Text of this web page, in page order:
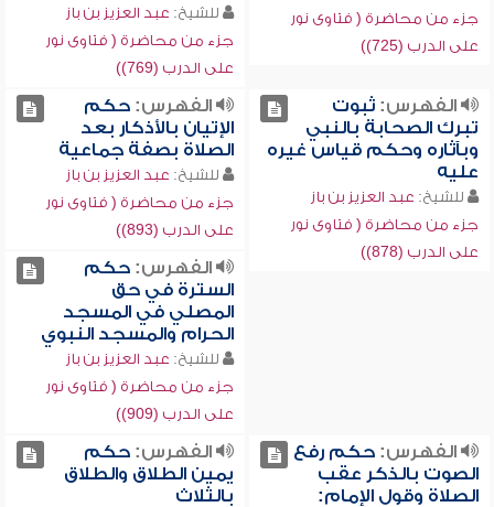
جزء من محاضرة ( فتاوى نور
على الدرب (725))
للشيخ: عبد العزيز بن باز
جزء من محاضرة ( فتاوى نور
على الدرب (769))
الفهرس:ثبوت
تبرك الصحابة بالنبي
وبآثاره وحكم قياس غيره
عليه
للشيخ: عبد العزيز بن باز
جزء من محاضرة ( فتاوى نور
على الدرب (878))
الفهرس:حكم
الإتيان بالأذكار بعد
الصلاة بصفة جماعية
للشيخ: عبد العزيز بن باز
جزء من محاضرة ( فتاوى نور
على الدرب (893))
الفهرس:حكم
السترة في حق
المصلي في المسجد
الحرام والمسجد النبوي
للشيخ: عبد العزيز بن باز
جزء من محاضرة ( فتاوى نور
على الدرب (909))
الفهرس:حكم رفع
الصوت بالذكر عقب
الصلاة وقول الإمام:
الفهرس:حكم
يمين الطلاق والطلاق
بالثلاث